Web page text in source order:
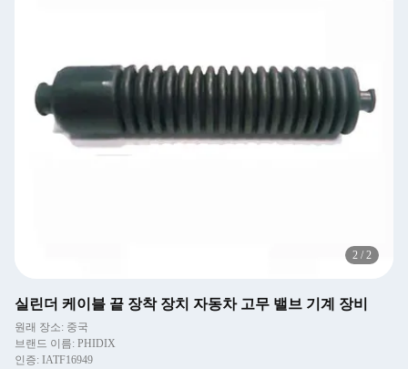
2 / 2
실린더 케이블 끝 장착 장치 자동차 고무 밸브 기계 장비
원래 장소: 중국
브랜드 이름: PHIDIX
인증: IATF16949